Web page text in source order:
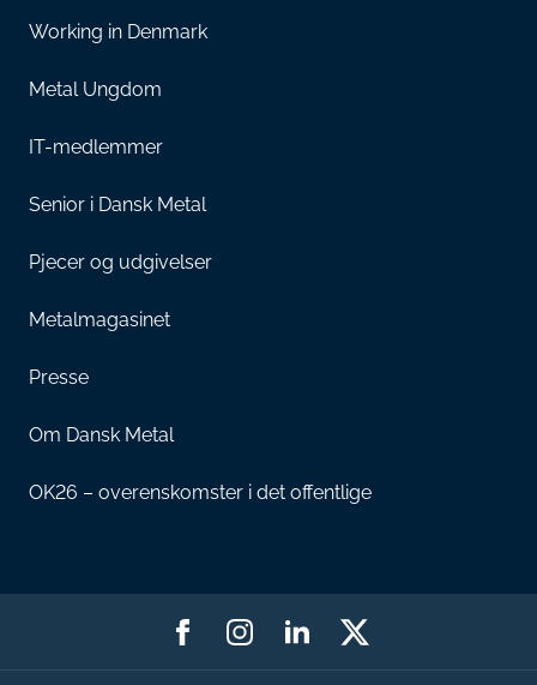
Working in Denmark
Metal Ungdom
IT-medlemmer
Senior i Dansk Metal
Pjecer og udgivelser
Metalmagasinet
Presse
Om Dansk Metal
OK26 – overenskomster i det offentlige